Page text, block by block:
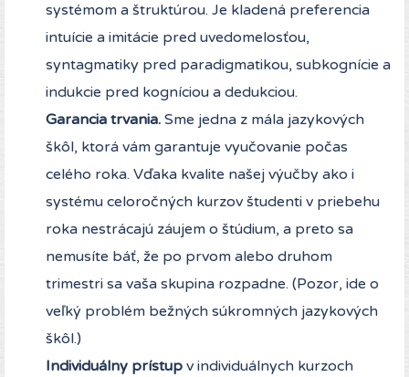
systémom a štruktúrou. Je kladená preferencia
intuície a imitácie pred uvedomelosťou,
syntagmatiky pred paradigmatikou, subkognície a
indukcie pred kogníciou a dedukciou.
Garancia trvania. Sme jedna z mála jazykových
škôl, ktorá vám garantuje vyučovanie počas
celého roka. Vďaka kvalite našej výučby ako i
systému celoročných kurzov študenti v priebehu
roka nestrácajú záujem o štúdium, a preto sa
nemusíte báť, že po prvom alebo druhom
trimestri sa vaša skupina rozpadne. (Pozor, ide o
veľký problém bežných súkromných jazykových
škôl.)
Individuálny prístup v individuálnych kurzoch